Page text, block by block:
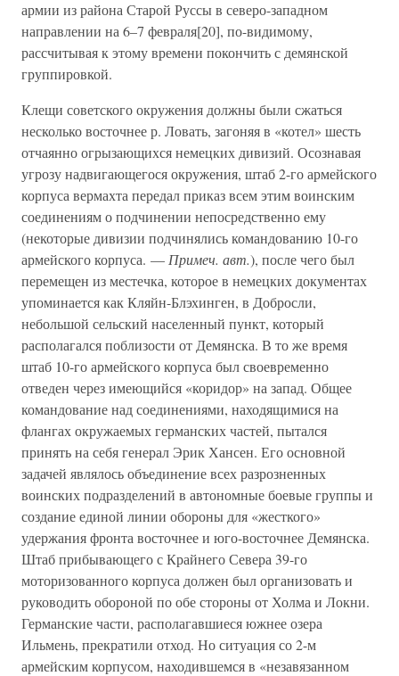
армии из района Старой Руссы в северо-западном
направлении на 6–7 февраля[20], по-видимому,
рассчитывая к этому времени покончить с демянской
группировкой.
Клещи советского окружения должны были сжаться
несколько восточнее р. Ловать, загоняя в «котел» шесть
отчаянно огрызающихся немецких дивизий. Осознавая
угрозу надвигающегося окружения, штаб 2-го армейского
корпуса вермахта передал приказ всем этим воинским
соединениям о подчинении непосредственно ему
(некоторые дивизии подчинялись командованию 10-го
армейского корпуса. — Примеч. авт.), после чего был
перемещен из местечка, которое в немецких документах
упоминается как Кляйн-Блэхинген, в Добросли,
небольшой сельский населенный пункт, который
располагался поблизости от Демянска. В то же время
штаб 10-го армейского корпуса был своевременно
отведен через имеющийся «коридор» на запад. Общее
командование над соединениями, находящимися на
флангах окружаемых германских частей, пытался
принять на себя генерал Эрик Хансен. Его основной
задачей являлось объединение всех разрозненных
воинских подразделений в автономные боевые группы и
создание единой линии обороны для «жесткого»
удержания фронта восточнее и юго-восточнее Демянска.
Штаб прибывающего с Крайнего Севера 39-го
моторизованного корпуса должен был организовать и
руководить обороной по обе стороны от Холма и Локни.
Германские части, располагавшиеся южнее озера
Ильмень, прекратили отход. Но ситуация со 2-м
армейским корпусом, находившемся в «незавязанном